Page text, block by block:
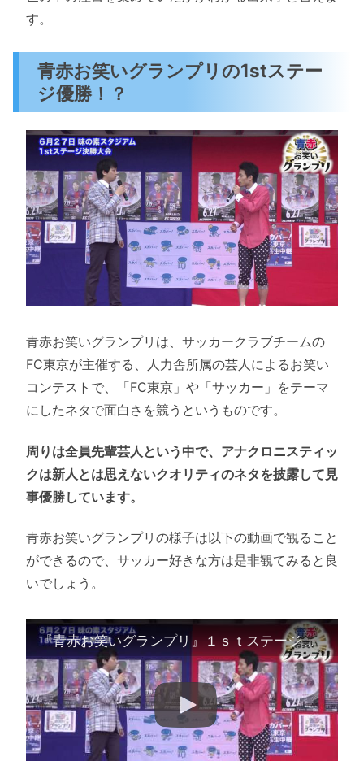
す。
青赤お笑いグランプリの1stステー
ジ優勝！？
青赤お笑いグランプリは、サッカークラブチームの
FC東京が主催する、人力舎所属の芸人によるお笑い
コンテストで、「FC東京」や「サッカー」をテーマ
にしたネタで面白さを競うというものです。
周りは全員先輩芸人という中で、アナクロニスティッ
クは新人とは思えないクオリティのネタを披露して見
事優勝しています。
青赤お笑いグランプリの様子は以下の動画で観ること
ができるので、サッカー好きな方は是非観てみると良
いでしょう。
『青赤お笑いグランプリ』１ｓｔステージ 決勝大会